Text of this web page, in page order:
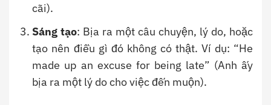
cãi).
Sáng tạo: Bịa ra một câu chuyện, lý do, hoặc
tạo nên điều gì đó không có thật. Ví dụ: “He
made up an excuse for being late” (Anh ấy
bịa ra một lý do cho việc đến muộn).